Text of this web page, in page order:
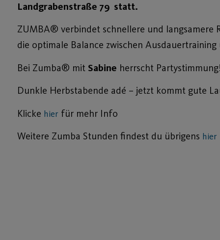
Landgrabenstraße 79 statt.
ZUMBA® verbindet schnellere und langsamere
die optimale Balance zwischen
Bei Zumba® mit Sabine herrscht Partystimmung!
Dunkle Herbstabende adé – jetzt kommt gute
Klicke hier für mehr Info
Weitere Zumba Stunden findest du übrigens hier